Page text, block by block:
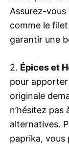
Assurez-
comme le
garantir une
2. Épices et
pour apporter
originale
n’hésitez pas
alternatives.
paprika, vous